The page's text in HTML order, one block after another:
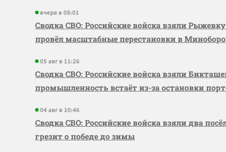
вчера в 08:01
Сводка СВО: Российские войска взяли
провёл масштабные перестановки в
05 авг в 11:26
Сводка СВО: Российские войска взяли
промышленность встаёт из-за остановки
04 авг в 10:46
Сводка СВО: Российские войска взяли два
грезит о победе до зимы